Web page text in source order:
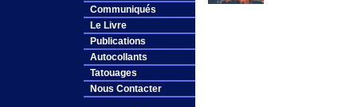
Communiqués
Le Livre
Publications
Autocollants
Tatouages
Nous Contacter